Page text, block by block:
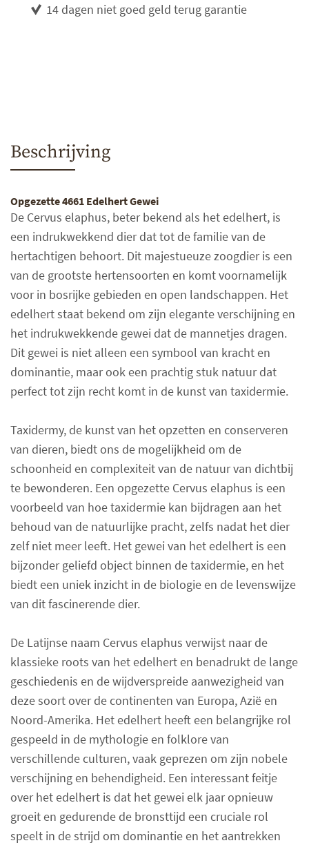
14 dagen niet goed geld terug garantie
Beschrijving
Opgezette 4661 Edelhert Gewei
De Cervus elaphus, beter bekend als het edelhert, is
een indrukwekkend dier dat tot de familie van de
hertachtigen behoort. Dit majestueuze zoogdier is een
van de grootste hertensoorten en komt voornamelijk
voor in bosrijke gebieden en open landschappen. Het
edelhert staat bekend om zijn elegante verschijning en
het indrukwekkende gewei dat de mannetjes dragen.
Dit gewei is niet alleen een symbool van kracht en
dominantie, maar ook een prachtig stuk natuur dat
perfect tot zijn recht komt in de kunst van taxidermie.
Taxidermy, de kunst van het opzetten en conserveren
van dieren, biedt ons de mogelijkheid om de
schoonheid en complexiteit van de natuur van dichtbij
te bewonderen. Een opgezette Cervus elaphus is een
voorbeeld van hoe taxidermie kan bijdragen aan het
behoud van de natuurlijke pracht, zelfs nadat het dier
zelf niet meer leeft. Het gewei van het edelhert is een
bijzonder geliefd object binnen de taxidermie, en het
biedt een uniek inzicht in de biologie en de levenswijze
van dit fascinerende dier.
De Latijnse naam Cervus elaphus verwijst naar de
klassieke roots van het edelhert en benadrukt de lange
geschiedenis en de wijdverspreide aanwezigheid van
deze soort over de continenten van Europa, Azië en
Noord-Amerika. Het edelhert heeft een belangrijke rol
gespeeld in de mythologie en folklore van
verschillende culturen, vaak geprezen om zijn nobele
verschijning en behendigheid. Een interessant feitje
over het edelhert is dat het gewei elk jaar opnieuw
groeit en gedurende de bronsttijd een cruciale rol
speelt in de strijd om dominantie en het aantrekken